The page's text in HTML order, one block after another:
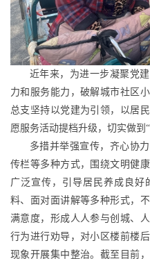
近年来，为进一步凝聚党
力和服务能力，破解城市社区
总支坚持以党建为引领，以居
愿服务活动提档升级，切实做到
多措并举强宣传，齐心协
传栏等多种方式，围绕文明健
广泛宣传，引导居民养成良好
料、面对面讲解等多种形式，
满意度，形成人人参与创城、
行为进行劝导，对小区楼前楼
现象开展集中整治。截至目前